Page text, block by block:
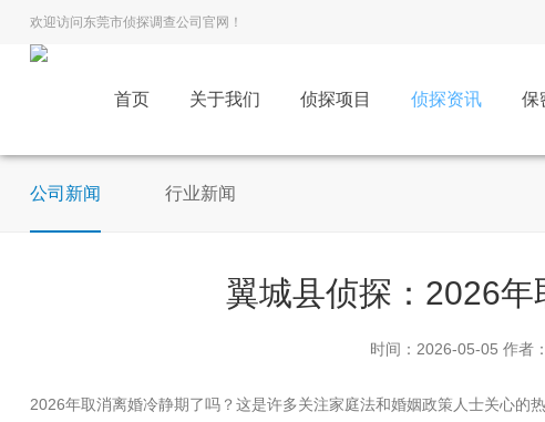
欢迎访问东莞市侦探调查公司官网！
首页 关于我们 侦探项目 侦探资讯 保
公司新闻 行业新闻
翼城县侦探：2026
时间：2026-05-05作者
2026年取消离婚冷静期了吗？这是许多关注家庭法和婚姻政策人士关心的